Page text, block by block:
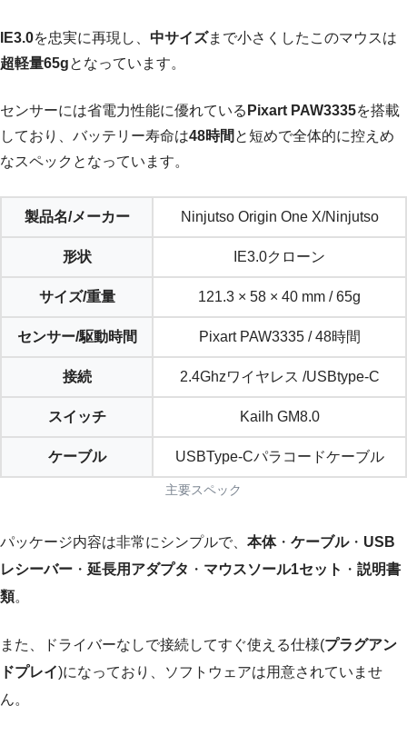
IE3.0を忠実に再現し、 中サイズまで小さくしたこのマウスは
超軽量65gとなっています。
センサーには省電力性能に優れている Pixart PAW3335を搭載
しており、バッテリー寿命は48時間 と短めで全体的に控えめ
なスペックとなっています。
製品名/メーカー Ninjutso Origin One X/Ninjutso
形状 IE3.0クローン
サイズ/重量 121.3 × 58 × 40 mm / 65g
センサー/駆動時間 Pixart PAW3335 / 48時間
接続 2.4Ghzワイヤレス /USBtype-C
スイッチ Kailh GM8.0
ケーブル USBType-Cパラコードケーブル
主要スペック
パッケージ内容は非常にシンプルで、 本体・ ケーブル・ USB
レシーバー ・ 延長用アダプタ ・ マウスソール1セット ・ 説明書
類。
また、ドライバーなしで接続してすぐ使える仕様(プラグアン
ドプレイ)になっており、ソフトウェアは用意されていませ
ん。